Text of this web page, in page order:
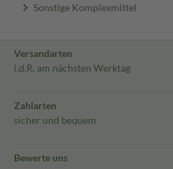
Sonstige Komplexmittel
Versandarten
i.d.R. am nächsten Werktag
Zahlarten
sicher und bequem
Bewerte uns